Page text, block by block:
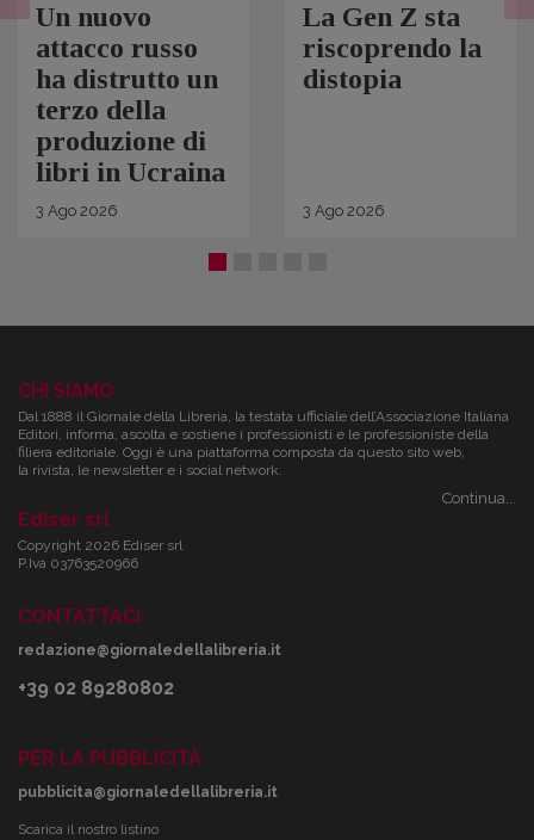
Un nuovo
attacco russo
ha distrutto un
terzo della
produzione di
libri in Ucraina
3 Ago 2026
La Gen Z sta
riscoprendo la
distopia
3 Ago 2026
CHI SIAMO
Dal 1888 il Giornale della Libreria, la testata ufficiale dell’Associazione Italiana
Editori, informa, ascolta e sostiene i professionisti e le professioniste della
filiera editoriale. Oggi è una piattaforma composta da questo sito web,
la rivista, le newsletter e i social network.
Continua...
Ediser srl
Copyright 2026 Ediser srl
P.Iva 03763520966
CONTATTACI
redazione@giornaledellalibreria.it
+39 02 89280802
PER LA PUBBLICITÀ
pubblicita@giornaledellalibreria.it
Scarica il nostro listino